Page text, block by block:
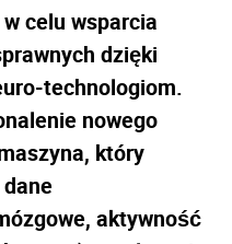
w celu wsparcia
dzięki
technologiom.
nowego
który
aktywność